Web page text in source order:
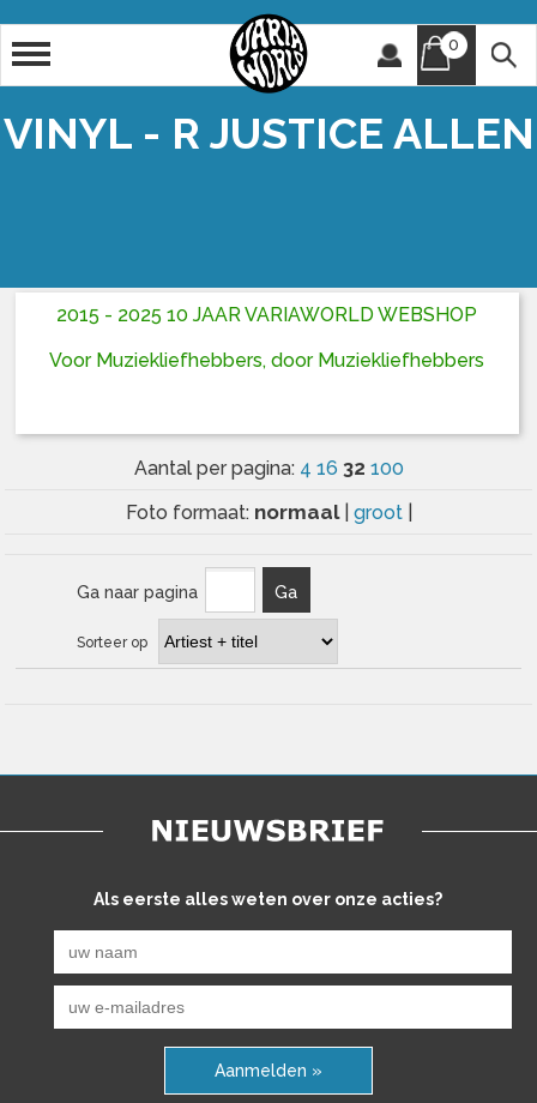
0
VINYL - R JUSTICE ALLEN
2015 - 2025 10 JAAR VARIAWORLD WEBSHOP
Voor Muziekliefhebbers, door Muziekliefhebbers
Aantal per pagina: 4 16 32 100
Foto formaat: normaal groot
Ga naar pagina Ga
Sorteer op
Als eerste alles weten over onze acties?
Aanmelden »